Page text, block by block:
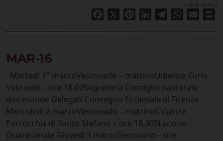
condividi su
Facebook PinterestLinkedInTelegramWhatsApp
Email
MAR-16
Martedì 1° marzoVescovado – mattinoUdienze Curia
Vescovile – ore 18.00Segreteria Consiglio pastorale
diocesanoe Delegati Convegno Ecclesiale di Firenze
Mercoledì 2 marzoVescovado – mattinoUdienze
Parrocchia di Santo Stefano – ore 18.30Stazione
Quaresimale Giovedì 3 marzoSeminario – ore